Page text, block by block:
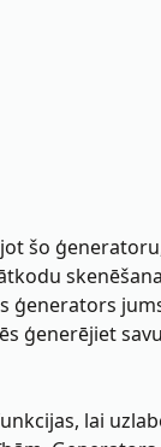
šo
ģenerators
ģenerējiet
lai